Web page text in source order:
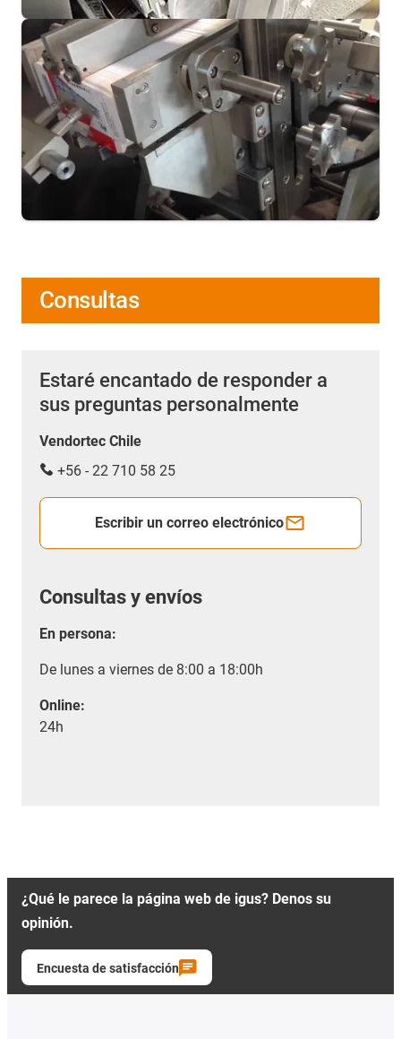
Consultas
Estaré encantado de responder a
sus preguntas personalmente
Vendortec Chile
+56 - 22 710 58 25
Escribir un correo electrónico
Consultas y envíos
En persona:
De lunes a viernes de 8:00 a 18:00h
Online:
24h
¿Qué le parece la página web de igus? Denos su
opinión.
Encuesta de satisfacción